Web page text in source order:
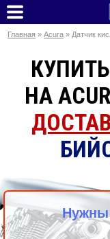
Главная » Acura » Датчик
НА
Нужны